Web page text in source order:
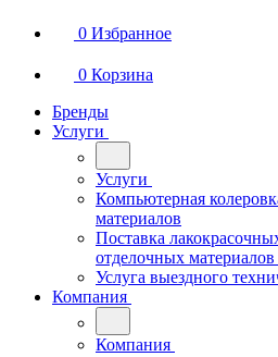
0 Избранное
0 Корзина
Бренды
Услуги
Услуги
Компьютерная
материалов
Поставка
отделочных
Услуга выездного
Компания
Компания